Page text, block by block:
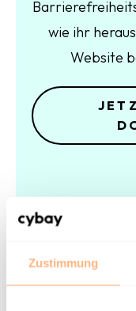
Zustimmung
wie ihr
Website
Vermeidet